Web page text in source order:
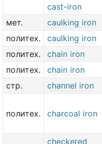
cast-iron
мет.
caulking iron
политех.
caulking iron
политех.
chain iron
политех.
chain iron
стр.
channel iron
политех. charcoal iron
checkered